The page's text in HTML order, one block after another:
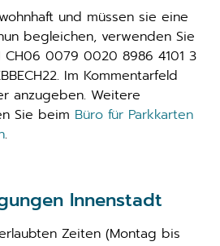
und müssen sie eine
begleichen, verwenden Sie
CH06 0079 0020 8986 4101 3
Im Kommentarfeld
anzugeben. Weitere
Sie beim Büro für Parkkarten
.
Innenstadt
Zeiten (Montag bis